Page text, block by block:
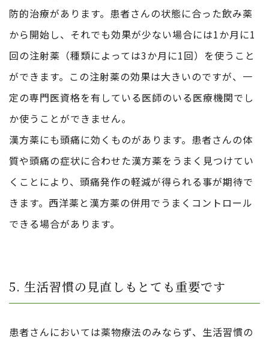
防的治療があります。患者さんの状態に合った飲み薬
から開始し、それでも効果が少ない場合には1か月に1
回の注射薬（種類によっては3か月に1回）を使うこと
ができます。この注射薬の効果は大きいのですが、一
定の専門医資格を有している医師のいる医療機関でし
か使うことができません。
漢方薬にも頭痛に効くものがあります。患者さんの体
質や頭痛の症状に合わせた漢方薬をうまく見つけてい
くことにより、頭痛発作の軽減が得られる事が期待で
きます。西洋薬と漢方薬の併用でうまくコントロール
できる場合があります。
5. 生活習慣の見直しもとても重要です
患者さんにおいては薬物療法のみならず、生活習慣の